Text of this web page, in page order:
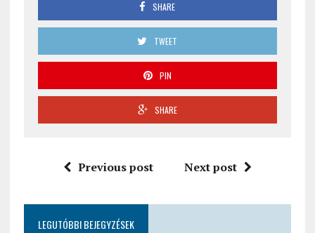
SHARE
TWEET
PIN
SHARE
Previous post Next post
LEGUTÓBBI BEJEGYZÉSEK